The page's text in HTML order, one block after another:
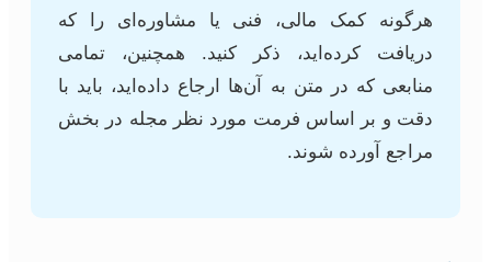
هرگونه کمک مالی، فنی یا مشاوره‌ای را که
دریافت کرده‌اید، ذکر کنید. همچنین، تمامی
منابعی که در متن به آن‌ها ارجاع داده‌اید، باید با
دقت و بر اساس فرمت مورد نظر مجله در بخش
مراجع آورده شوند.